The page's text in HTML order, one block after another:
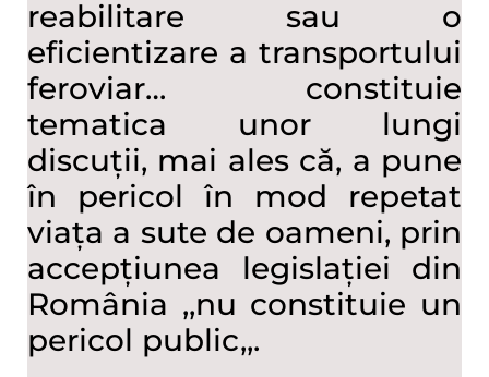
reabilitare sau o
eficientizare a transportului
feroviar… constituie
tematica unor lungi
discuții, mai ales că, a pune
în pericol în mod repetat
viața a sute de oameni, prin
accepțiunea legislației din
România ,,nu constituie un
pericol public,,.